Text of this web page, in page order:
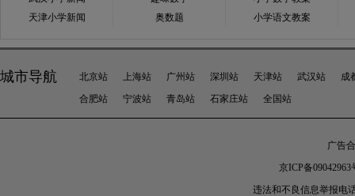
天津小学新闻
奥数题
小学语文教案
城市导航 北京站 上海站 广州站 深圳站 天津站 武汉站
成
合肥站
宁波站 青岛站 石家庄站 全国站
广告
京ICP备09042963
违法和不良信息举报电